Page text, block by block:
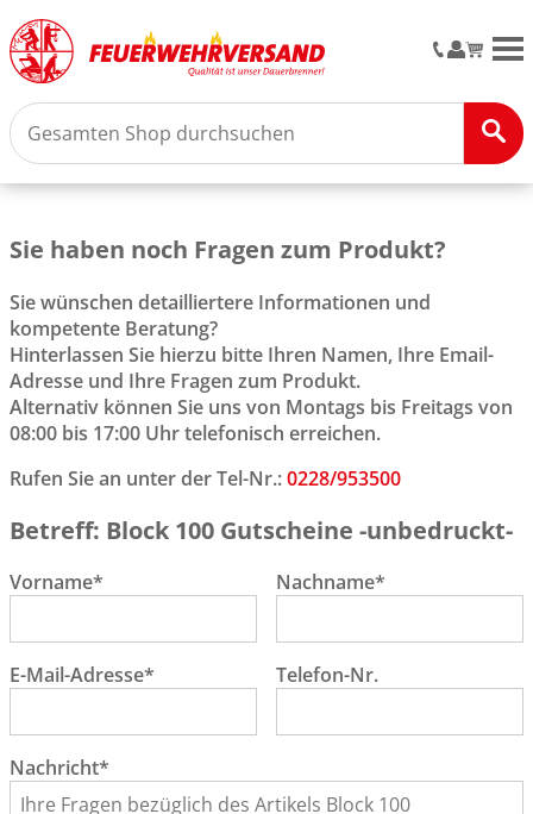
Sie haben noch Fragen zum Produkt?
Sie wünschen detailliertere Informationen und
kompetente Beratung?
Hinterlassen Sie hierzu bitte Ihren Namen, Ihre Email-
Adresse und Ihre Fragen zum Produkt.
Alternativ können Sie uns von Montags bis Freitags von
08:00 bis 17:00 Uhr telefonisch erreichen.
Rufen Sie an unter der Tel-Nr.:0228/953500
Betreff: Block 100 Gutscheine -unbedruckt-
Vorname* Nachname*
E-Mail-Adresse* Telefon-Nr.
Nachricht*